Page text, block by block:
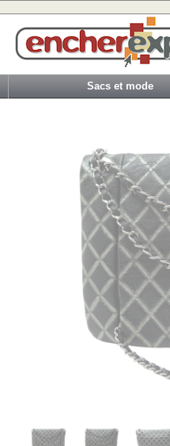
Sacs et mode